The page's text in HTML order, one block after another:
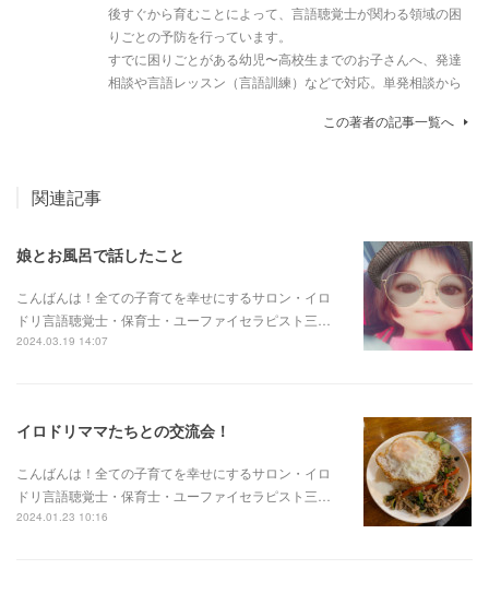
後すぐから育むことによって、言語聴覚士が関わる領域の困
りごとの予防を行っています。
すでに困りごとがある幼児〜高校生までのお子さんへ、発達
相談や言語レッスン（言語訓練）などで対応。単発相談から
この著者の記事一覧へ
関連記事
娘とお風呂で話したこと
こんばんは！全ての子育てを幸せにするサロン・イロ
ドリ言語聴覚士・保育士・ユーファイセラピスト三…
2024.03.19 14:07
イロドリママたちとの交流会！
こんばんは！全ての子育てを幸せにするサロン・イロ
ドリ言語聴覚士・保育士・ユーファイセラピスト三…
2024.01.23 10:16